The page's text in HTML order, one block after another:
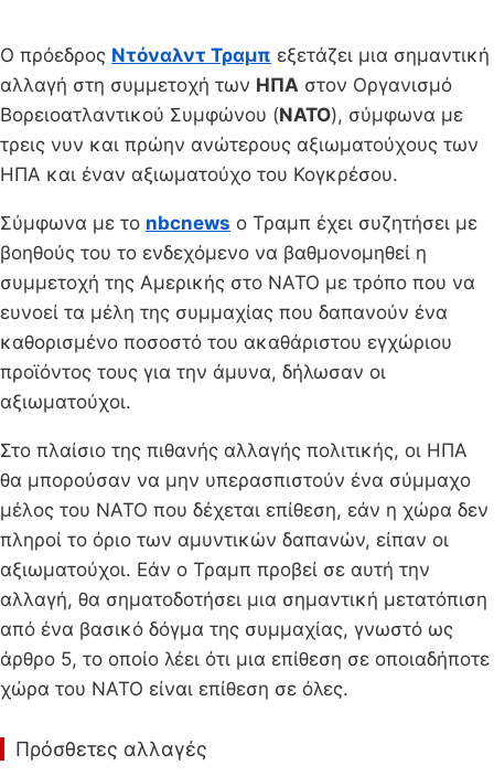
Ο πρόεδρος Ντόναλντ Τραμπ εξετάζει μια σημαντική
αλλαγή στη συμμετοχή των ΗΠΑ στον Οργανισμό
Βορειοατλαντικού Συμφώνου (NATO), σύμφωνα με
τρεις νυν και πρώην ανώτερους αξιωματούχους των
ΗΠΑ και έναν αξιωματούχο του Κογκρέσου.
Σύμφωνα με το nbcnews o Τραμπ έχει συζητήσει με
βοηθούς του το ενδεχόμενο να βαθμονομηθεί η
συμμετοχή της Αμερικής στο ΝΑΤΟ με τρόπο που να
ευνοεί τα μέλη της συμμαχίας που δαπανούν ένα
καθορισμένο ποσοστό του ακαθάριστου εγχώριου
προϊόντος τους για την άμυνα, δήλωσαν οι
αξιωματούχοι.
Στο πλαίσιο της πιθανής αλλαγής πολιτικής, οι ΗΠΑ
θα μπορούσαν να μην υπερασπιστούν ένα σύμμαχο
μέλος του ΝΑΤΟ που δέχεται επίθεση, εάν η χώρα δεν
πληροί το όριο των αμυντικών δαπανών, είπαν οι
αξιωματούχοι. Εάν ο Τραμπ προβεί σε αυτή την
αλλαγή, θα σηματοδοτήσει μια σημαντική μετατόπιση
από ένα βασικό δόγμα της συμμαχίας, γνωστό ως
άρθρο 5, το οποίο λέει ότι μια επίθεση σε οποιαδήποτε
χώρα του ΝΑΤΟ είναι επίθεση σε όλες.
Πρόσθετες αλλαγές